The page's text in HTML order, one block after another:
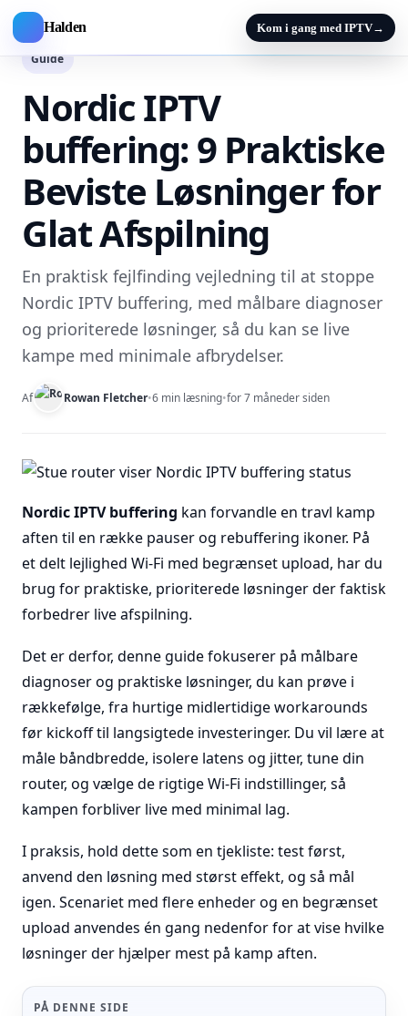
Halden Kom i gang med IPTV→
Guide
Nordic IPTV
buffering: 9 Praktiske
Beviste Løsninger for
Glat Afspilning
En praktisk fejlfinding vejledning til at stoppe
Nordic IPTV buffering, med målbare diagnoser
og prioriterede løsninger, så du kan se live
kampe med minimale afbrydelser.
Af Rowan Fletcher•6 min læsning•for 7 måneder siden
Nordic IPTV buffering kan forvandle en travl kamp
aften til en række pauser og rebuffering ikoner. På
et delt lejlighed Wi-Fi med begrænset upload, har du
brug for praktiske, prioriterede løsninger der faktisk
forbedrer live afspilning.
Det er derfor, denne guide fokuserer på målbare
diagnoser og praktiske løsninger, du kan prøve i
rækkefølge, fra hurtige midlertidige workarounds
før kickoff til langsigtede investeringer. Du vil lære at
måle båndbredde, isolere latens og jitter, tune din
router, og vælge de rigtige Wi-Fi indstillinger, så
kampen forbliver live med minimal lag.
I praksis, hold dette som en tjekliste: test først,
anvend den løsning med størst effekt, og så mål
igen. Scenariet med flere enheder og en begrænset
upload anvendes én gang nedenfor for at vise hvilke
løsninger der hjælper mest på kamp aften.
PÅ DENNE SIDE